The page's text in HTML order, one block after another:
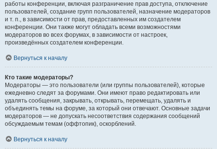
работы конференции, включая разграничение прав доступа, отключение
пользователей, создание групп пользователей, назначение модераторов
и т. п., в зависимости от прав, предоставленных им создателем
конференции. Они также могут обладать всеми возможностями
модераторов во всех форумах, в зависимости от настроек,
произведённых создателем конференции.
Вернуться к началу
Кто такие модераторы?
Модераторы — это пользователи (или группы пользователей), которые
ежедневно следят за форумами. Они имеют право редактировать или
удалять сообщения, закрывать, открывать, перемещать, удалять и
объединять темы на форуме, за который они отвечают. Основные задачи
модераторов — не допускать несоответствия содержания сообщений
обсуждаемым темам (оффтопик), оскорблений.
Вернуться к началу